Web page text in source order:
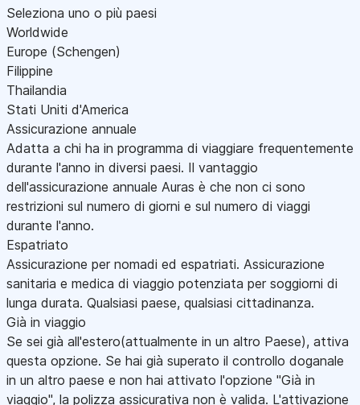
Seleziona uno o più paesi
Worldwide
Europe (Schengen)
Filippine
Thailandia
Stati Uniti d'America
Assicurazione annuale
Adatta a chi ha in programma di viaggiare frequentemente
durante l'anno in diversi paesi. Il vantaggio
dell'assicurazione annuale Auras è che non ci sono
restrizioni sul numero di giorni e sul numero di viaggi
durante l'anno.
Espatriato
Assicurazione per nomadi ed espatriati. Assicurazione
sanitaria e medica di viaggio potenziata per soggiorni di
lunga durata. Qualsiasi paese, qualsiasi cittadinanza.
Già in viaggio
Se sei già all'estero(attualmente in un altro Paese), attiva
questa opzione. Se hai già superato il controllo doganale
in un altro paese e non hai attivato l'opzione "Già in
viaggio", la polizza assicurativa non è valida. L'attivazione